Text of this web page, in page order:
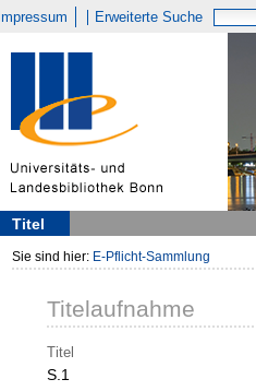
Impressum Erweiterte Suche
Titel
Sie sind hier: E-Pflicht-Sammlung
Titelaufnahme
Titel
S.1